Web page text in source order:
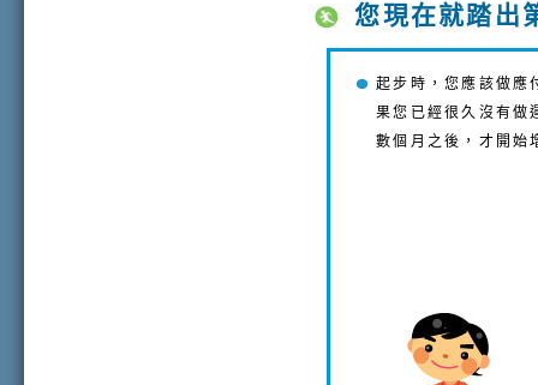
您現在就踏出
起步時，您應該做應
果您已經很久沒有做
數個月之後，才開始